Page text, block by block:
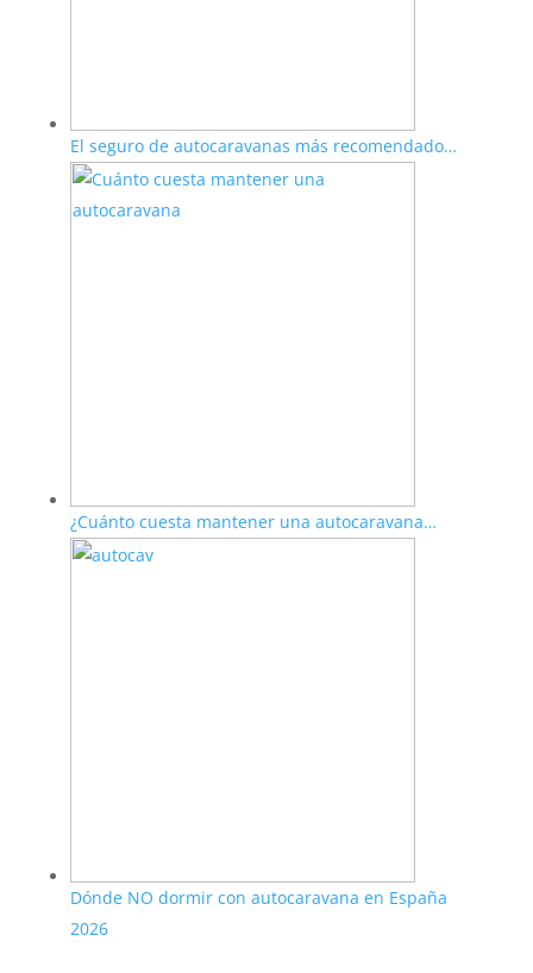
El seguro de autocaravanas más recomendado…
¿Cuánto cuesta mantener una autocaravana…
Dónde NO dormir con autocaravana en España
2026